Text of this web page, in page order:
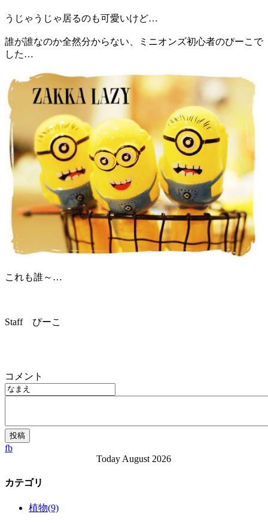
うじゃうじゃ居るのも可愛いけど…
誰が誰なのか全然分からない、ミニオンズ初心者のぴーこで
した…
これも誰～…
Staff ぴーこ
コメント
fb
Today August 2026
カテゴリ
植物(9)